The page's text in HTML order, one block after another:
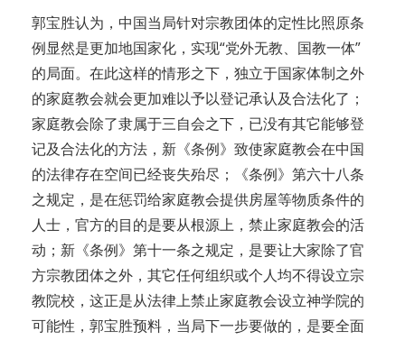
郭宝胜认为，中国当局针对宗教团体的定性比照原条
例显然是更加地国家化，实现“党外无教、国教一体”
的局面。在此这样的情形之下，独立于国家体制之外
的家庭教会就会更加难以予以登记承认及合法化了；
家庭教会除了隶属于三自会之下，已没有其它能够登
记及合法化的方法，新《条例》致使家庭教会在中国
的法律存在空间已经丧失殆尽；《条例》第六十八条
之规定，是在惩罚给家庭教会提供房屋等物质条件的
人士，官方的目的是要从根源上，禁止家庭教会的活
动；新《条例》第十一条之规定，是要让大家除了官
方宗教团体之外，其它任何组织或个人均不得设立宗
教院校，这正是从法律上禁止家庭教会设立神学院的
可能性，郭宝胜预料，当局下一步要做的，是要全面